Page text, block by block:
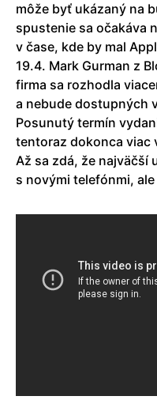
môže byť ukázaný na
spustenie sa očakáva
v čase, kde by mal
19.4. Mark Gurman z
firma sa rozhodla
a nebude dostupných
Posunutý termín
tentoraz dokonca viac
Až sa zdá, že najväčší
s novými telefónmi,